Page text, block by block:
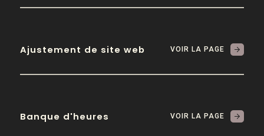
Ajustement de site web VOIR LA PAGE
Banque d'heures VOIR LA PAGE